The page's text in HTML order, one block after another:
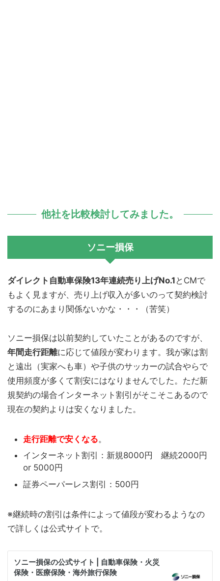
他社を比較検討してみました。
ソニー損保
ダイレクト自動車保険13年連続売り上げNo.1 とCMで
もよく見ますが、売り上げ収入が多いのって契約検討
するのにあまり関係ないかな・・・（苦笑）
ソニー損保は以前契約していたことがあるのですが、
年間走行距離に応じて値段が変わります。我が家は割
と遠出（実家へも車）や子供のサッカーの試合やらで
使用頻度が多くて割安にはなりませんでした。ただ新
規契約の場合インターネット割引がそこそこあるので
現在の契約よりは安くなりました。
走行距離で安くなる。
インターネット割引：新規8000円 継続2000円
or 5000円
証券ペーパーレス割引：500円
※継続時の割引は条件によって値段が変わるようなの
で詳しくは公式サイトで。